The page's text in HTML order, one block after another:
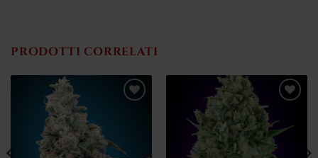
PRODOTTI CORRELATI
Aggiungi
alla lista
dei
desideri